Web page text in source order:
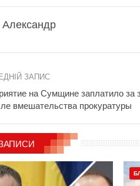
ЗАПИС
на Сумщине заплатило за
вмешательства прокуратуры